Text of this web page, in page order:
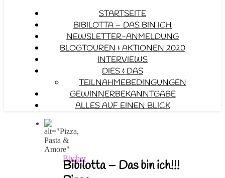
STARTSEITE
BIBILOTTA – DAS BIN ICH
NEWSLETTER-ANMELDUNG
BLOGTOUREN & AKTIONEN 2020
INTERVIEWS
DIES & DAS
TEILNAHMEBEDINGUNGEN
GEWINNERBEKANNTGABE
ALLES AUF EINEN BLICK
Bücher
Bibilotta – Das bin ich!!!